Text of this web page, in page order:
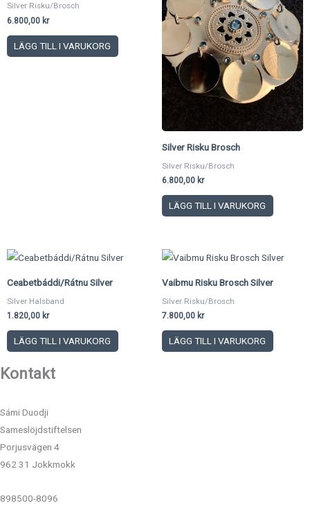
Silver Risku/Brosch
6.800,00 kr
LÄGG TILL I VARUKORG
Silver Risku Brosch
Silver Risku/Brosch
6.800,00 kr
LÄGG TILL I VARUKORG
Ceabetbáddi/Rátnu Silver
Silver Halsband
1.820,00 kr
LÄGG TILL I VARUKORG
Vaibmu Risku Brosch Silver
Silver Risku/Brosch
7.800,00 kr
LÄGG TILL I VARUKORG
Kontakt
Sámi Duodji
Sameslöjdstiftelsen
Porjusvägen 4
962 31 Jokkmokk
898500-8096